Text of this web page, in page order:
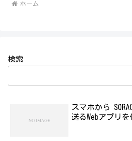
ホーム
検索
スマホから
送るWebアプリ